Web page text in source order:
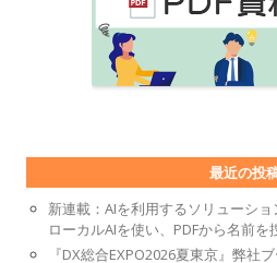
最近の投
新連載：AIを利用するソリューシ
ローカルAIを使い、PDFから名前を
『DX総合EXPO2026夏東京』弊社